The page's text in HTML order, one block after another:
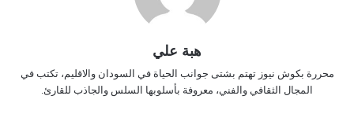
هبة علي
محررة بكوش نيوز تهتم بشتى جوانب الحياة في السودان والاقليم، تكتب في
المجال الثقافي والفني، معروفة بأسلوبها السلس والجاذب للقارئ.